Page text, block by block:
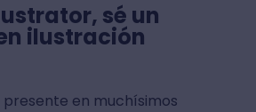
sé un
ilustración
presente en muchísimos